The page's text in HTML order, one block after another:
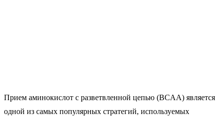
Прием аминокислот с разветвленной цепью (BCAA) является
одной из самых популярных стратегий, используемых